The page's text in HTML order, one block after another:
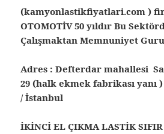
(kamyonlastikfiyatlari.com )
OTOMOTİV 50 yıldır Bu
Çalışmaktan Memnuniyet
Adres : Defterdar mahallesi
29 (halk ekmek fabrikası yanı
/ İstanbul
İKİNCİ EL ÇIKMA LASTİK